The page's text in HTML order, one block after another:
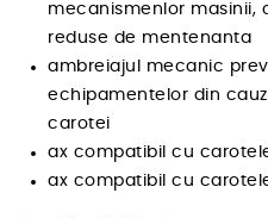
mecanismenlor masinii,
reduse de mentenanta
ambreiajul mecanic
echipamentelor din
carotei
ax compatibil cu carotele
ax compatibil cu